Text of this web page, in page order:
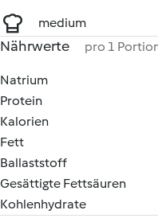
medium
Nährwerte pro 1
Natrium
Protein
Kalorien
Fett
Ballaststoff
Gesättigte Fettsäuren
Kohlenhydrate